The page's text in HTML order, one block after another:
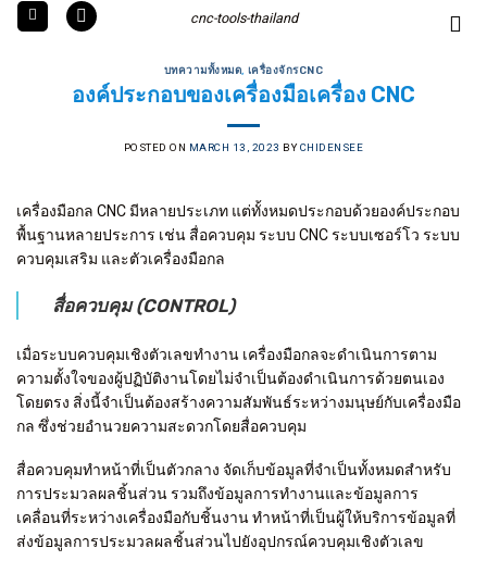
Skip
cnc-tools-thailand
บทความทั้งหมด, เครื่องจักรCNC
องค์ประกอบของเครื่องมือเครื่อง CNC
POSTED ON MARCH 13, 2023 BYCHIDENSEE
เครื่องมือกล CNC มีหลายประเภท แต่ทั้งหมดประกอบด้วยองค์ประกอบ
พื้นฐานหลายประการ เช่น สื่อควบคุม ระบบ CNC ระบบเซอร์โว ระบบ
ควบคุมเสริม และตัวเครื่องมือกล
สื่อควบคุม (CONTROL)
เมื่อระบบควบคุมเชิงตัวเลขทำงาน เครื่องมือกลจะดำเนินการตาม
ความตั้งใจของผู้ปฏิบัติงานโดยไม่จำเป็นต้องดำเนินการด้วยตนเอง
โดยตรง สิ่งนี้จำเป็นต้องสร้างความสัมพันธ์ระหว่างมนุษย์กับเครื่องมือ
กล ซึ่งช่วยอำนวยความสะดวกโดยสื่อควบคุม
สื่อควบคุมทำหน้าที่เป็นตัวกลาง จัดเก็บข้อมูลที่จำเป็นทั้งหมดสำหรับ
การประมวลผลชิ้นส่วน รวมถึงข้อมูลการทำงานและข้อมูลการ
เคลื่อนที่ระหว่างเครื่องมือกับชิ้นงาน ทำหน้าที่เป็นผู้ให้บริการข้อมูลที่
ส่งข้อมูลการประมวลผลชิ้นส่วนไปยังอุปกรณ์ควบคุมเชิงตัวเลข